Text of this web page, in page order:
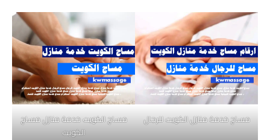
مساج خدمة منازل الكويت للرجال
مساج الكويت خدمة منازل مساج
الكويت